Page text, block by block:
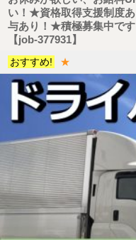
い！★資格取得支援制度
与あり！★積極募集中です
【job-377931】
おすすめ!
★